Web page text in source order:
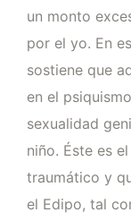
un monto
por el yo. En
sostiene que
en el
sexualidad
niño. Éste es
traumático y
el Edipo, tal